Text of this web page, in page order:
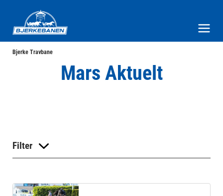
Bjerke Travbane
Mars Aktuelt
Filter